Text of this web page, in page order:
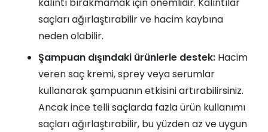
kalıntı bırakmamak için önemlidir. Kalıntılar
saçları ağırlaştırabilir ve hacim kaybına
neden olabilir.
Şampuan dışındaki ürünlerle destek: Hacim
veren saç kremi, sprey veya serumlar
kullanarak şampuanın etkisini artırabilirsiniz.
Ancak ince telli saçlarda fazla ürün kullanımı
saçları ağırlaştırabilir, bu yüzden az ve uygun